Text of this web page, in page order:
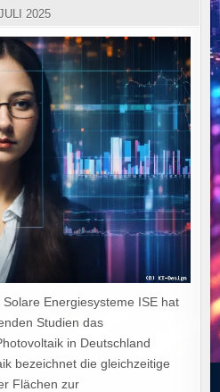
2025
Energiesysteme ISE hat
Studien das
in Deutschland
bezeichnet die gleichzeitige
Flächen zur